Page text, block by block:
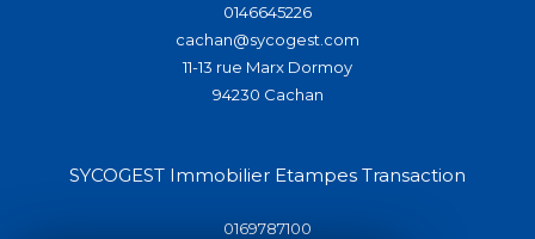
0146645226
cachan@sycogest.com
11-13 rue Marx Dormoy
94230
cachan
SYCOGEST Immobilier Etampes Transaction
0169787100